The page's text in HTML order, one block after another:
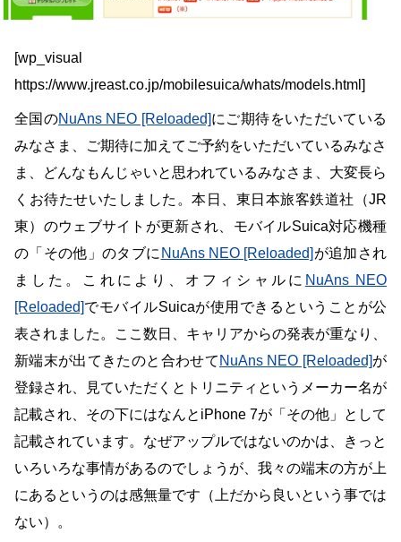
[wp_visual
https://www.jreast.co.jp/mobilesuica/whats/models.html]
全国のNuAns NEO [Reloaded]にご期待をいただいている
みなさま、ご期待に加えてご予約をいただいているみなさ
ま、どんなもんじゃいと思われているみなさま、大変長ら
くお待たせいたしました。本日、東日本旅客鉄道社（JR
東）のウェブサイトが更新され、モバイルSuica対応機種
の「その他」のタブに NuAns NEO [Reloaded] が追加され
ました。これにより、オフィシャルに NuAns NEO
[Reloaded]でモバイルSuicaが使用できるということが公
表されました。ここ数日、キャリアからの発表が重なり、
新端末が出てきたのと合わせて NuAns NEO [Reloaded]が
登録され、見ていただくとトリニティというメーカー名が
記載され、その下にはなんとiPhone 7が「その他」として
記載されています。なぜアップルではないのかは、きっと
いろいろな事情があるのでしょうが、我々の端末の方が上
にあるというのは感無量です（上だから良いという事では
ない）。